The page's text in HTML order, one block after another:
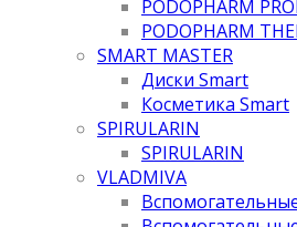
PODOPHARM
PODOPHARM
SMART MASTER
Диски Smart
Косметика Smart
SPIRULARIN
SPIRULARIN
VLADMIVA